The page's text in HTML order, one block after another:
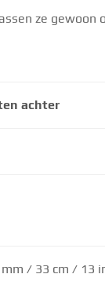
ze gewoon
achter
/ 33 cm / 13